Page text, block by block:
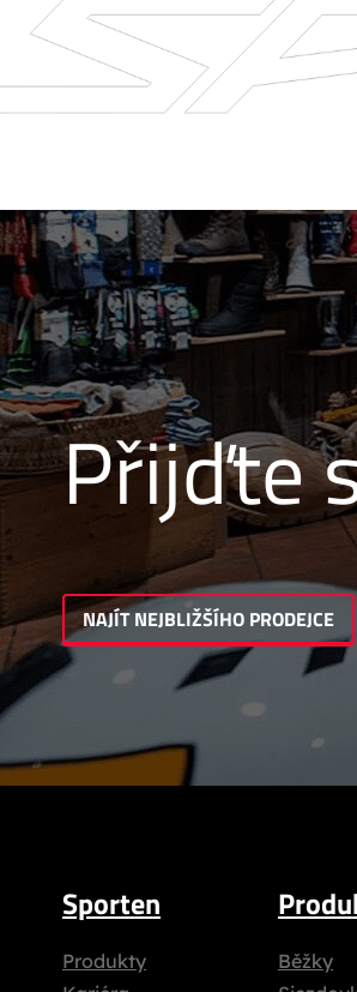
Přijďte
NAJÍT NEJBLIŽŠÍHO PRODEJCE
Sporten
Produkty
Běžky